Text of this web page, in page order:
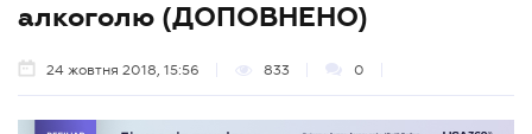
алкоголю (ДОПОВНЕНО)
24 жовтня 2018, 15:56 833 0